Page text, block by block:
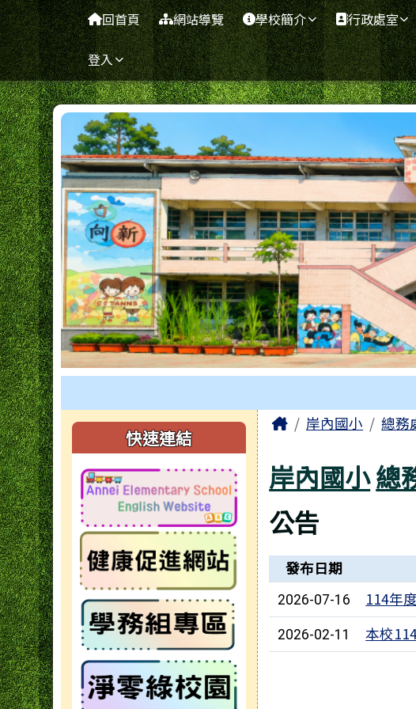
跳至主內容區
台南市岸內國小全球資訊網
導覽列 回首頁 網站導覽 學校簡介 行政處室
登入
左邊區域內容
快速連結 主內容區域
Home岸內國小 總務
岸內國小總
公告
新聞列表
發布日期
2026-07-16 114年
2026-02-11 本校
頁尾區域